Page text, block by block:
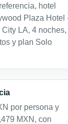
hotel
Plaza Hotel
LA, 4 noches,
y plan Solo
por persona y
MXN, con